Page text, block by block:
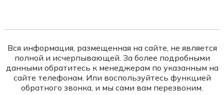
Вся информация, размещенная на сайте, не является
полной и исчерпывающей. За более подробными
данными обратитесь к менеджерам по указанным на
сайте телефонам. Или воспользуйтесь функцией
обратного звонка, и мы сами вам перезвоним.